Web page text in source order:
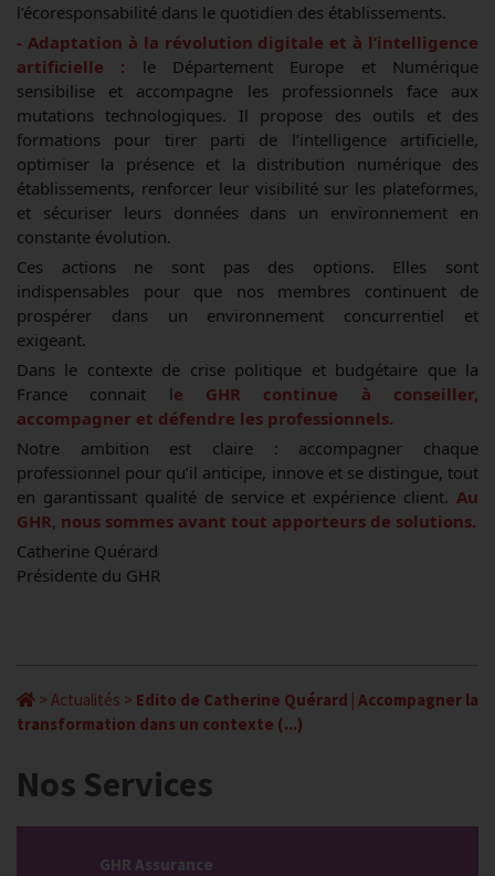
l’écoresponsabilité dans le quotidien des établissements.
- Adaptation à la révolution digitale et à l’intelligence
artificielle :
le Département Europe et Numérique
sensibilise et accompagne les professionnels face aux
mutations technologiques. Il propose des outils et des
formations pour tirer parti de l’intelligence artificielle,
optimiser la présence et la distribution numérique des
établissements, renforcer leur visibilité sur les plateformes,
et sécuriser leurs données dans un environnement en
constante évolution.
Ces actions ne sont pas des options. Elles sont
indispensables pour que nos membres continuent de
prospérer dans un environnement concurrentiel et
exigeant.
Dans le contexte de crise politique et budgétaire que la
France connait le GHR continue à conseiller,
accompagner et défendre les professionnels.
Notre ambition est claire : accompagner chaque
professionnel pour qu’il anticipe, innove et se distingue, tout
en garantissant qualité de service et expérience client. Au
GHR, nous sommes avant tout apporteurs de solutions.
Catherine Quérard
Présidente du GHR
> Actualités > Edito de Catherine Quérard | Accompagner la
transformation dans un contexte (...)
Nos Services
GHR Assurance